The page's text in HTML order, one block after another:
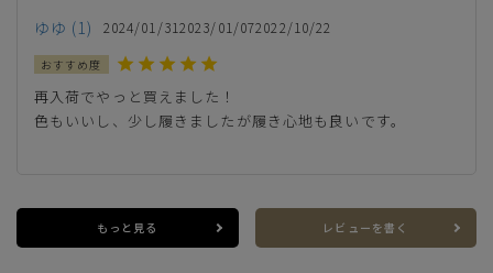
ゆゆ 1 2024/01/312023/01/072022/10/22
再入荷でやっと買えました！
色もいいし、少し履きましたが履き心地も良いです。
もっと見る レビューを書く